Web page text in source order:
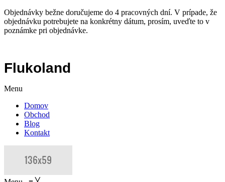
Objednávky bežne doručujeme do 4 pracovných dní. V prípade, že
objednávku potrebujete na konkrétny dátum, prosím, uveďte to v
poznámke pri objednávke.
Flukoland
Menu
Domov
Obchod
Blog
Kontakt